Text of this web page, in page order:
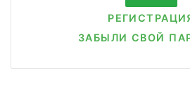
ЗАБЫЛИ СВОЙ